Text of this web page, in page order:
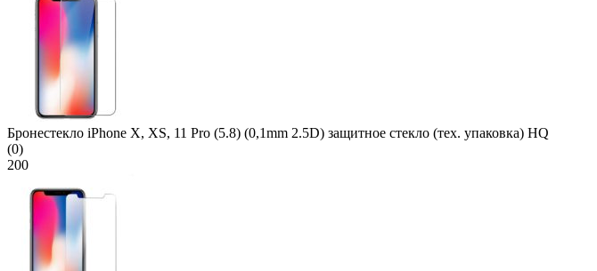
Бронестекло iPhone X, XS, 11 Pro (5.8) (0,1mm 2.5D) защитное стекло (тех. упаковка) HQ
(0)
200